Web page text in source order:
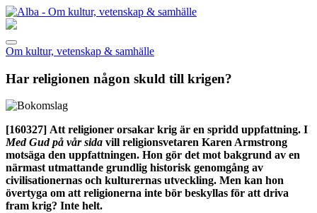
Om kultur, vetenskap & samhälle
Har religionen någon skuld till krigen?
[160327] Att religioner orsakar krig är en spridd uppfattning. I
Med Gud på vår sida vill religionsvetaren Karen Armstrong
motsäga den uppfattningen. Hon gör det mot bakgrund av en
närmast utmattande grundlig historisk genomgång av
civilisationernas och kulturernas utveckling. Men kan hon
övertyga om att religionerna inte bör beskyllas för att driva
fram krig? Inte helt.